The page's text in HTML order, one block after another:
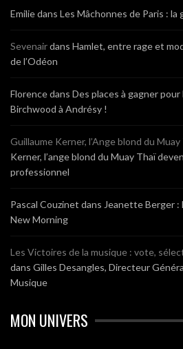
Emiliedans Les Mâchonnes de Paris : la
Sevenairdans Hamlet, entre rage et
de l’Odéon
Florencedans Des places à gagner
Birchwood à Andrésy !
Guillaume Kerner, l’Ange blond du
Kerner, l’ange blond du Muay Thaï
professionnel
Pascal Couzinet dans Jeanette Berger :
New Morning
Les Victoires de la musique : vote,
dans Gilles Desangles, Directeur
Musique
MON UNIVERS